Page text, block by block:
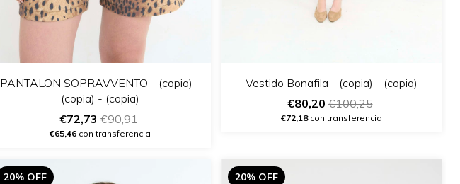
PANTALON SOPRAVVENTO - (copia) -
(copia) - (copia)
€72,73€90,91
€65,46 con transferencia
Vestido Bonafila - (copia) - (copia)
€80,20€100,25
€72,18con transferencia
20% OFF 20% OFF